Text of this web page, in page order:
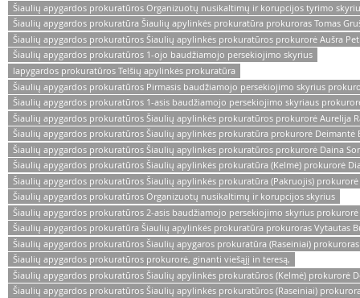
Šiaulių apygardos prokuratūros Organizuotų nusikaltimų ir korupcijos tyrimo
Šiaulių apygardos prokuratūra Šiaulių apylinkės prokuratūra prokuroras Tomas
Šiaulių apygardos prokuratūros Šiaulių apylinkės prokuratūros prokurorė Aušra
Šiaulių apygardos prokuratūros 1-ojo baudžiamojo persekiojimo skyrius
lapygardos prokuratūros Telšių apylinkės prokuratūra
Šiaulių apygardos prokuratūros Pirmasis baudžiamojo persekiojimo skyrius
Šiaulių apygardos prokuratūros 1-asis baudžiamojo persekiojimo skyriaus
Šiaulių apygardos prokuratūros Šiaulių apylinkės prokuratūros prokurorė Aurelija
Šiaulių apygardos prokuratūros Šiaulių apylinkės prokuratūra prokurorė Deimantė
Šiaulių apygardos prokuratūros Šiaulių apylinkės prokuratūros prokurorė Daina
Šiaulių apygardos prokuratūros Šiaulių apylinkės prokuratūra (Kelmė) prokurorė
Šiaulių apygardos prokuratūros Šiaulių apylinkės prokuratūra (Pakruojis)
Šiaulių apygardos prokuratūros Organizuotų nusikaltimų ir korupcijos skyrius
Šiaulių apygardos prokuratūros 2-asis baudžiamojo persekiojimo skyrius
Šiaulių apygardos prokuratūra Šiaulių apylinkės prokuratūra prokuroras Vytautas
Šiaulių apygardos prokuratūros Šiaulių apygaros prokuratūra (Raseiniai)
Šiaulių apygardos prokuratūros prokurorė, ginanti viešąjį in teresą,
Šiaulių apygardos prokuratūros Šiaulių apylinkės prokuratūros (Kelmė) prokurorė
Šiaulių apygardos prokuratūros Šiaulių apylinkės prokuratūros (Raseiniai)